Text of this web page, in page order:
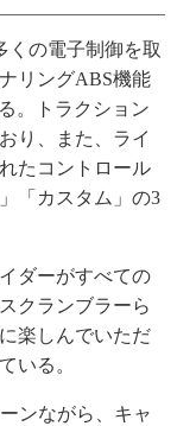
くの電子制御を取
リングABS機能
。トラクション
り、また、ライ
たコントロール
「カスタム」の3
ダーがすべての
クランブラーら
楽しんでいただ
いる。
ンながら、キャ